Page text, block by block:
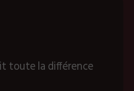
toute la différence